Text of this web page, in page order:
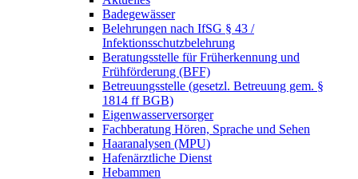
Badegewässer
Belehrungen nach IfSG § 43 /
Infektionsschutzbelehrung
Beratungsstelle für Früherkennung und
Frühförderung (BFF)
Betreuungsstelle (gesetzl. Betreuung gem. §
1814 ff BGB)
Eigenwasserversorger
Fachberatung Hören, Sprache und Sehen
Haaranalysen (MPU)
Hafenärztliche Dienst
Hebammen